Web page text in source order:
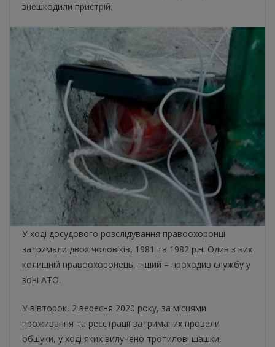
знешкодили пристрій.
У ході досудового розслідування правоохоронці
затримали двох чоловіків, 1981 та 1982 р.н. Один з них
колишній правоохоронець, інший – проходив службу у
зоні АТО.
У вівторок, 2 вересня 2020 року, за місцями
проживання та реєстрації затриманих провели
обшуки, у ході яких вилучено тротилові шашки,